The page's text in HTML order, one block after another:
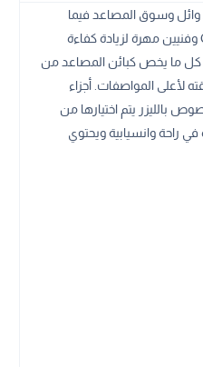
مصاعد وائل وسوق المصاعد فيما
يتوافق مع اختيارات العملاء. يشتمل المصنع على عدة خطوط انتاج مزودة بأحدث المكائن من نوع CNC وفنيين مهرة لزيادة كفاءة
كل ما يخص كبائن المصاعد من
لأعلى المواصفات. أجزاء
بالليزر يتم اختيارها من
راحة وانسيابية ويحتوي